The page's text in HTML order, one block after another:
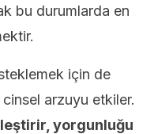
bu durumlarda en
için de
cinsel arzuyu etkiler.
yorgunluğu